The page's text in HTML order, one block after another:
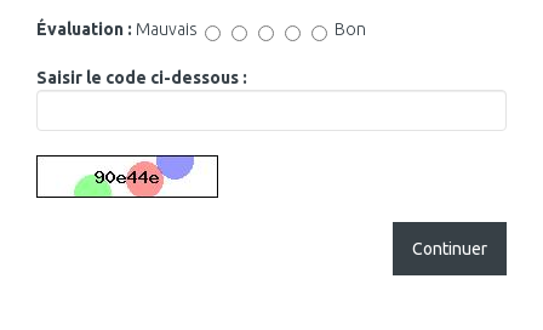
Évaluation : Mauvais Bon
Saisir le code ci-dessous :
Continuer